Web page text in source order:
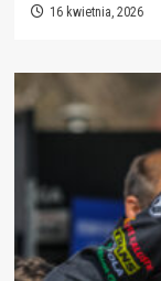
16 kwietnia, 2026